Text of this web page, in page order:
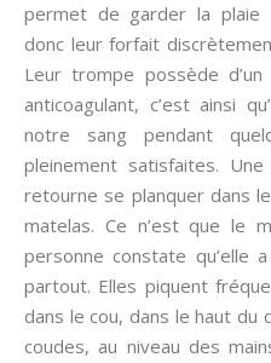
permet de garder la plaie
donc leur forfait
Leur trompe possède
anticoagulant, c’est ainsi
notre sang pendant
pleinement satisfaites.
retourne se planquer dans
matelas. Ce n’est que le
personne constate qu’elle
partout. Elles piquent
dans le cou, dans le haut
coudes, au niveau des